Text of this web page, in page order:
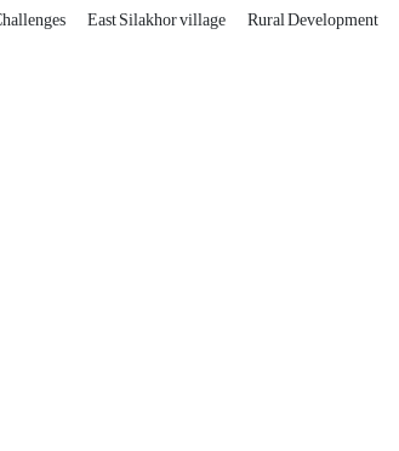
East Silakhor village Rural Development